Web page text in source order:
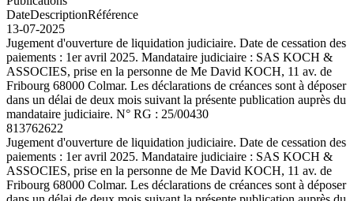
DateDescriptionRéférence
13-07-2025
Jugement d'ouverture de liquidation judiciaire. Date de cessation des
paiements : 1er avril 2025. Mandataire judiciaire : SAS KOCH &
ASSOCIES, prise en la personne de Me David KOCH, 11 av. de
Fribourg 68000 Colmar. Les déclarations de créances sont à déposer
dans un délai de deux mois suivant la présente publication auprès du
mandataire judiciaire. N° RG : 25/00430
813762622
Jugement d'ouverture de liquidation judiciaire. Date de cessation des
paiements : 1er avril 2025. Mandataire judiciaire : SAS KOCH &
ASSOCIES, prise en la personne de Me David KOCH, 11 av. de
Fribourg 68000 Colmar. Les déclarations de créances sont à déposer